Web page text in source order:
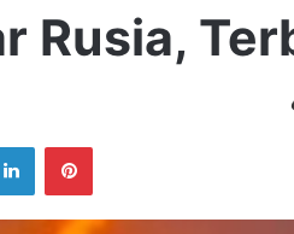
Rusia,
LinkedInPinterest